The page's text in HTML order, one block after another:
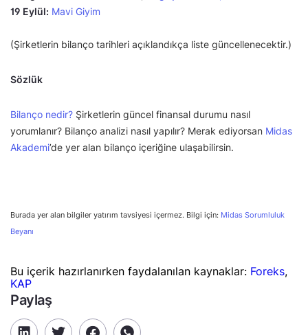
19 Eylül: Mavi Giyim
(Şirketlerin bilanço tarihleri açıklandıkça liste güncellenecektir.)
Sözlük
Bilanço nedir? Şirketlerin güncel finansal durumu nasıl
yorumlanır? Bilanço analizi nasıl yapılır? Merak ediyorsan Midas
Akademi’de yer alan bilanço içeriğine ulaşabilirsin.
Burada yer alan bilgiler yatırım tavsiyesi içermez. Bilgi için: Midas Sorumluluk
Beyanı
Bu içerik hazırlanırken faydalanılan kaynaklar: Foreks,
KAP
Paylaş